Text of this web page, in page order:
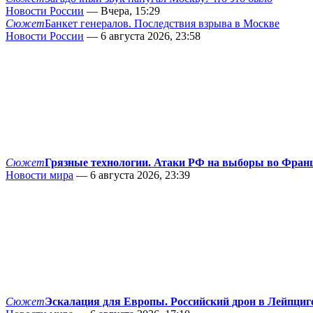
Новости России — Вчера, 15:29
СюжетБанкет генералов. Последствия взрыва в Москве
Новости России — 6 августа 2026, 23:58
СюжетГрязные технологии. Атаки РФ на выборы во
Новости мира — 6 августа 2026, 23:39
СюжетЭскалация для Европы. Российский дрон в